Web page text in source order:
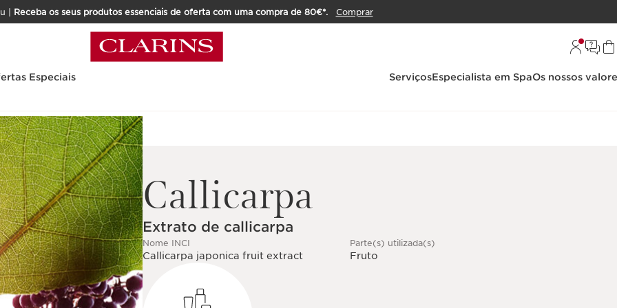
| Receba os seus produtos essenciais de oferta com uma compra de 80€*. Comprar
Especiais ServiçosEspecialista em SpaOs nossos
Callicarpa
Extrato de callicarpa
Nome INCI
Callicarpa japonica fruit extract
Parte(s) utilizada(s)
Fruto